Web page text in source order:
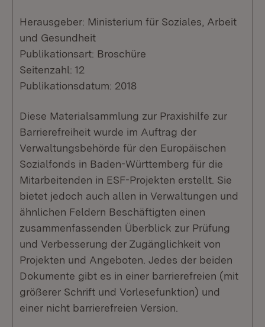
Herausgeber: Ministerium für Soziales, Arbeit
und Gesundheit
Publikationsart: Broschüre
Seitenzahl: 12
Publikationsdatum: 2018
Diese Materialsammlung zur Praxishilfe zur
Barrierefreiheit wurde im Auftrag der
Verwaltungsbehörde für den Europäischen
Sozialfonds in Baden-Württemberg für die
Mitarbeitenden in ESF-Projekten erstellt. Sie
bietet jedoch auch allen in Verwaltungen und
ähnlichen Feldern Beschäftigten einen
zusammenfassenden Überblick zur Prüfung
und Verbesserung der Zugänglichkeit von
Projekten und Angeboten. Jedes der beiden
Dokumente gibt es in einer barrierefreien (mit
größerer Schrift und Vorlesefunktion) und
einer nicht barrierefreien Version.